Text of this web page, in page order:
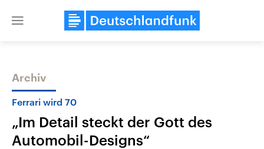
Close
Themen
Archiv
Ferrari wird 70
„Im Detail steckt der Gott des
Automobil-Designs“